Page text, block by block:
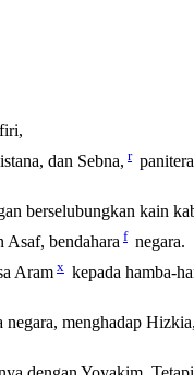
dan Sebna, r
berselubungkan kain
Asaf, bendahara f negara.
Aram x kepada hamba-
menghadap